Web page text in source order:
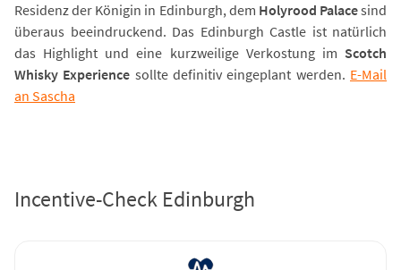
Residenz der Königin in Edinburgh, dem Holyrood Palacesind
überaus beeindruckend. Das Edinburgh Castle ist natürlich
das Highlight und eine kurzweilige Verkostung im Scotch
Whisky Experience sollte definitiv eingeplant werden. E-Mail
an Sascha
Incentive-Check Edinburgh